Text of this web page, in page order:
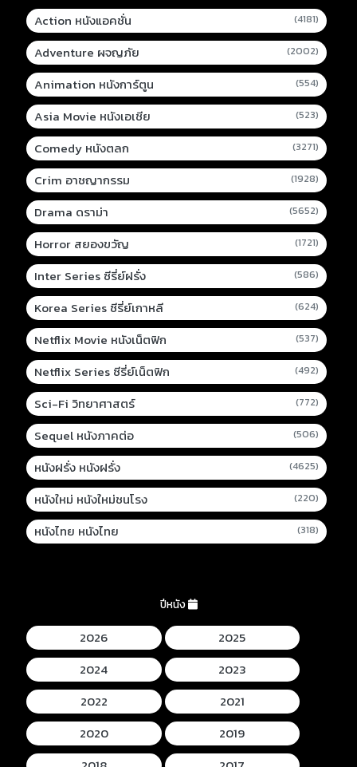
Action หนังแอคชั่น (4181)
Adventure ผจญภัย (2002)
Animation หนังการ์ตูน (554)
Asia Movie หนังเอเชีย (523)
Comedy หนังตลก (3271)
Crim อาชญากรรม (1928)
Drama ดราม่า (5652)
Horror สยองขวัญ (1721)
Inter Series ซีรี่ย์ฝรั่ง (586)
Korea Series ซีรี่ย์เกาหลี (624)
Netflix Movie หนังเน็ตฟิก (537)
Netflix Series ซีรี่ย์เน็ตฟิก (492)
Sci-Fi วิทยาศาสตร์ (772)
Sequel หนังภาคต่อ (506)
หนังฝรั่ง หนังฝรั่ง (4625)
หนังใหม่ หนังใหม่ชนโรง (220)
หนังไทย หนังไทย (318)
ปีหนัง
2026
2025
2024
2023
2022
2021
2020
2019